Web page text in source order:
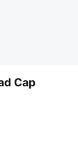
Cap